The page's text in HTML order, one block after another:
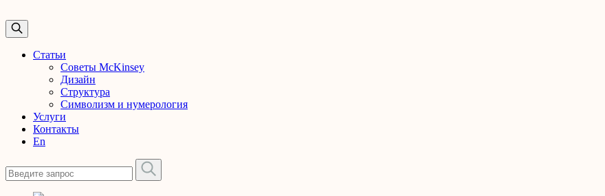
Статьи
Советы McKinsey
Дизайн
Структура
Символизм и нумерология
Услуги
Контакты
En